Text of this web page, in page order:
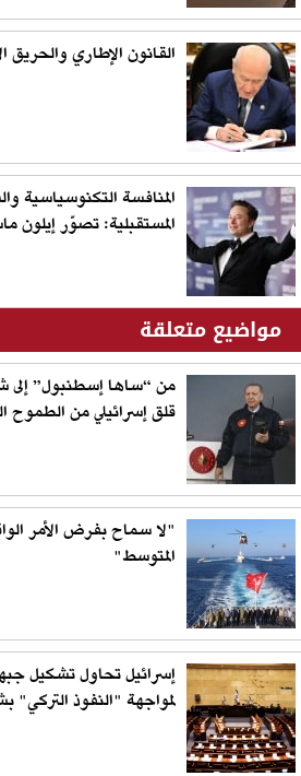
القانون الإطاري والحريق
المنافسة التكنوسياسية
المستقبلية: تصوّر إيلون
مواضيع متعلقة
من “ساها إسطنبول” إلى
قلق إسرائيلي من الطموح
"لا سماح بفرض الأمر
المتوسط"
إسرائيل تحاول تشكيل
لمواجهة "النفوذ التركي"